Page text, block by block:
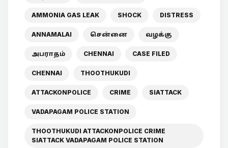
AMMONIA GAS LEAK SHOCK DISTRESS
ANNAMALAI சென்னை வழக்கு
அபராதம் CHENNAI CASE FILED
CHENNAI THOOTHUKUDI
ATTACKONPOLICE CRIME SIATTACK
VADAPAGAM POLICE STATION
THOOTHUKUDI ATTACKONPOLICE CRIME
SIATTACK VADAPAGAM POLICE STATION